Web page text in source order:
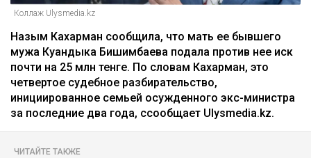
Коллаж Ulysmedia.kz
Назым Кахарман сообщила, что мать ее бывшего
мужа Куандыка Бишимбаева подала против нее иск
почти на 25 млн тенге. По словам Кахарман, это
четвертое судебное разбирательство,
инициированное семьей осужденного экс-министра
за последние два года, ссообщает Ulysmedia.kz.
ЧИТАЙТЕ ТАКЖЕ